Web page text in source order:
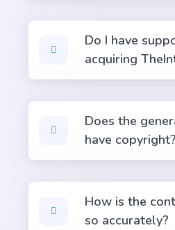
employees.
Do I have
acquiring
Does the
have copyright?
How is the
so accurately?